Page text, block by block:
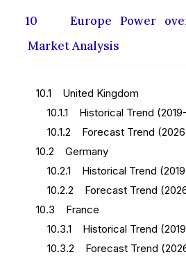
10 Europe Power over
Market Analysis
10.1 United Kingdom
10.1.1 Historical Trend
10.1.2 Forecast Trend
10.2 Germany
10.2.1 Historical Trend
10.2.2 Forecast Trend
10.3 France
10.3.1 Historical Trend
10.3.2 Forecast Trend